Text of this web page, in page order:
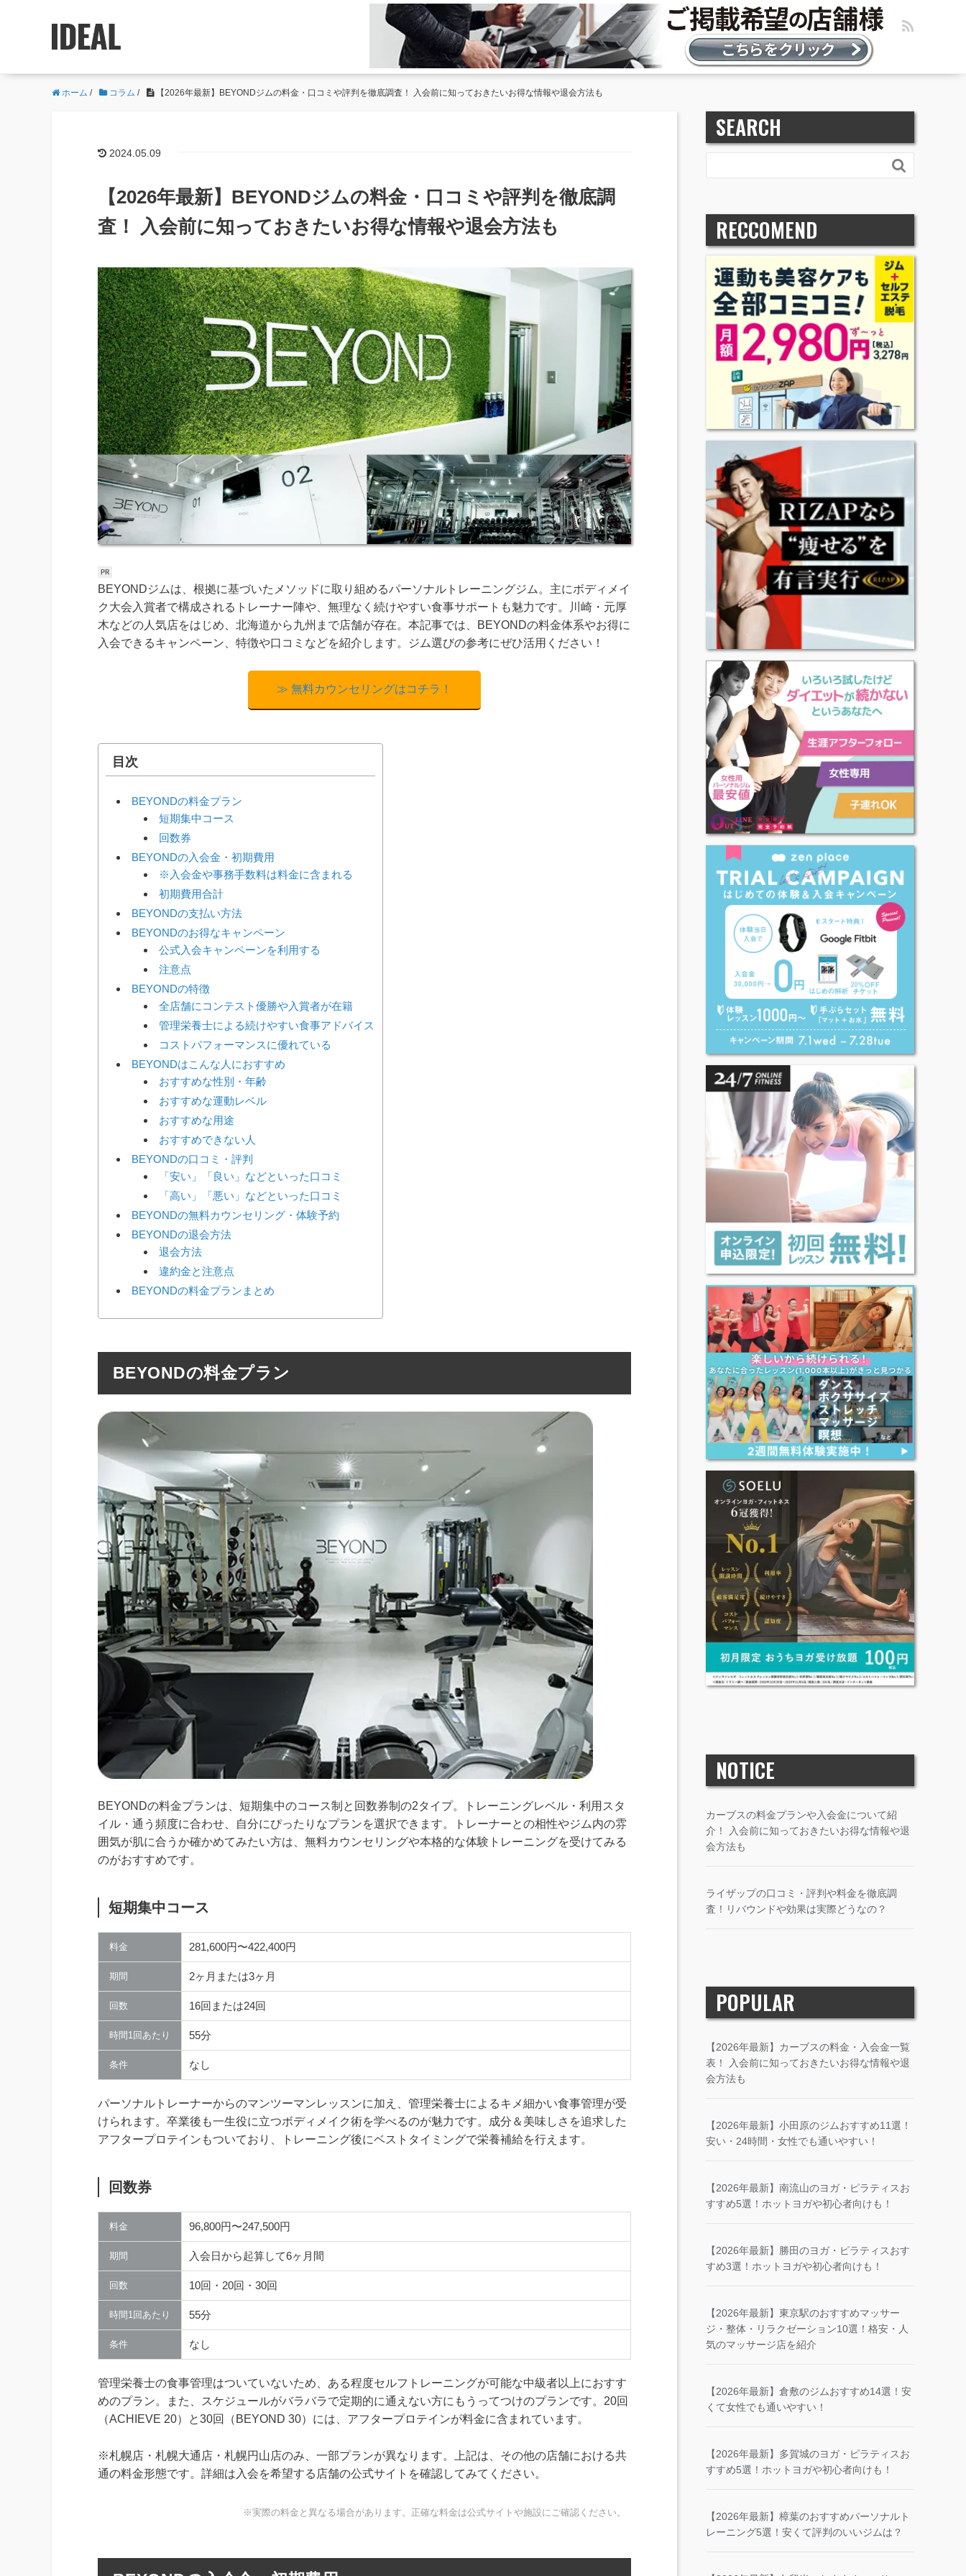
ホーム / コラム / 【2026年最新】BEYONDジムの料金・口コミや評判を徹底調査！ 入会前に知っておきたいお得な情報や退会方法も
2024.05.09
【2026年最新】BEYONDジムの料金・口コミや評判を徹底調
査！ 入会前に知っておきたいお得な情報や退会方法も
BEYONDジムは、根拠に基づいたメソッドに取り組めるパーソナルトレーニングジム。主にボディメイ
ク大会入賞者で構成されるトレーナー陣や、無理なく続けやすい食事サポートも魅力です。川崎・元厚
木などの人気店をはじめ、北海道から九州まで店舗が存在。本記事では、BEYONDの料金体系やお得に
入会できるキャンペーン、特徴や口コミなどを紹介します。ジム選びの参考にぜひ活用ください！
≫ 無料カウンセリングはコチラ！
目次
BEYONDの料金プラン
短期集中コース
回数券
BEYONDの入会金・初期費用
※入会金や事務手数料は料金に含まれる
初期費用合計
BEYONDの支払い方法
BEYONDのお得なキャンペーン
公式入会キャンペーンを利用する
注意点
BEYONDの特徴
全店舗にコンテスト優勝や入賞者が在籍
管理栄養士による続けやすい食事アドバイス
コストパフォーマンスに優れている
BEYONDはこんな人におすすめ
おすすめな性別・年齢
おすすめな運動レベル
おすすめな用途
おすすめできない人
BEYONDの口コミ・評判
「安い」「良い」などといった口コミ
「高い」「悪い」などといった口コミ
BEYONDの無料カウンセリング・体験予約
BEYONDの退会方法
退会方法
違約金と注意点
BEYONDの料金プランまとめ
BEYONDの料金プラン
BEYONDの料金プランは、短期集中のコース制と回数券制の2タイプ。トレーニングレベル・利用スタ
イル・通う頻度に合わせ、自分にぴったりなプランを選択できます。トレーナーとの相性やジム内の雰
囲気が肌に合うか確かめてみたい方は、無料カウンセリングや本格的な体験トレーニングを受けてみる
のがおすすめです。
短期集中コース
料金 281,600円〜422,400円
期間 2ヶ月または3ヶ月
回数 16回または24回
時間1回あたり 55分
条件 なし
パーソナルトレーナーからのマンツーマンレッスンに加え、管理栄養士によるキメ細かい食事管理が受
けられます。卒業後も一生役に立つボディメイク術を学べるのが魅力です。成分＆美味しさを追求した
アフタープロテインもついており、トレーニング後にベストタイミングで栄養補給を行えます。
回数券
料金 96,800円〜247,500円
期間 入会日から起算して6ヶ月間
回数 10回・20回・30回
時間1回あたり 55分
条件 なし
管理栄養士の食事管理はついていないため、ある程度セルフトレーニングが可能な中級者以上におすす
めのプラン。また、スケジュールがバラバラで定期的に通えない方にもうってつけのプランです。20回
（ACHIEVE 20）と30回（BEYOND 30）には、アフタープロテインが料金に含まれています。
※札幌店・札幌大通店・札幌円山店のみ、一部プランが異なります。上記は、その他の店舗における共
通の料金形態です。詳細は入会を希望する店舗の公式サイトを確認してみてください。
※実際の料金と異なる場合があります。正確な料金は公式サイトや施設にご確認ください。
SEARCH

RECCOMEND
NOTICE
カーブスの料金プランや入会金について紹
介！ 入会前に知っておきたいお得な情報や退
会方法も
ライザップの口コミ・評判や料金を徹底調
査！リバウンドや効果は実際どうなの？
POPULAR
【2026年最新】カーブスの料金・入会金一覧
表！ 入会前に知っておきたいお得な情報や退
会方法も
【2026年最新】小田原のジムおすすめ11選！
安い・24時間・女性でも通いやすい！
【2026年最新】南流山のヨガ・ピラティスお
すすめ5選！ホットヨガや初心者向けも！
【2026年最新】勝田のヨガ・ピラティスおす
すめ3選！ホットヨガや初心者向けも！
【2026年最新】東京駅のおすすめマッサー
ジ・整体・リラクゼーション10選！格安・人
気のマッサージ店を紹介
【2026年最新】倉敷のジムおすすめ14選！安
くて女性でも通いやすい！
【2026年最新】多賀城のヨガ・ピラティスお
すすめ5選！ホットヨガや初心者向けも！
【2026年最新】樟葉のおすすめパーソナルト
レーニング5選！安くて評判のいいジムは？